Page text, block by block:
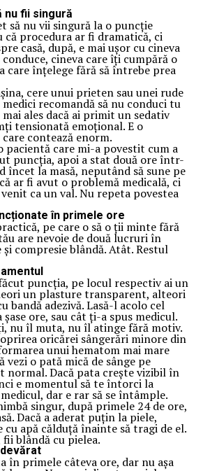
nu fii singură
să nu vii singură la o puncție
că procedura ar fi dramatică, ci
casă, după, e mai ușor cu cineva
cineva care îți cumpără o
care înțelege fără să întrebe prea
cere unui prieten sau unei rude
recomandă să nu conduci tu
ales dacă ai primit un sedativ
tensionată emoțional. E o
contează enorm.
pacientă care mi-a povestit cum a
puncția, apoi a stat două ore într-
încet la masă, neputând să sune pe
ar fi avut o problemă medicală, ci
ca un val. Nu repeta povestea
în primele ore
pe care o să o ții minte fără
are nevoie de două lucruri în
compresie blândă. Atât. Restul
puncția, pe locul respectiv ai un
un plasture transparent, alteori
bandă adezivă. Lasă-l acolo cel
ore, sau cât ți-a spus medicul.
nu îl muta, nu îl atinge fără motiv.
oricărei sângerări minore din
unui hematom mai mare
vezi o pată mică de sânge pe
normal. Dacă pata crește vizibil în
e momentul să te întorci la
dar e rar să se întâmple.
singur, după primele 24 de ore,
Dacă a aderat puțin la piele,
cu apă călduță înainte să tragi de el.
blândă cu pielea.
în primele câteva ore, dar nu așa